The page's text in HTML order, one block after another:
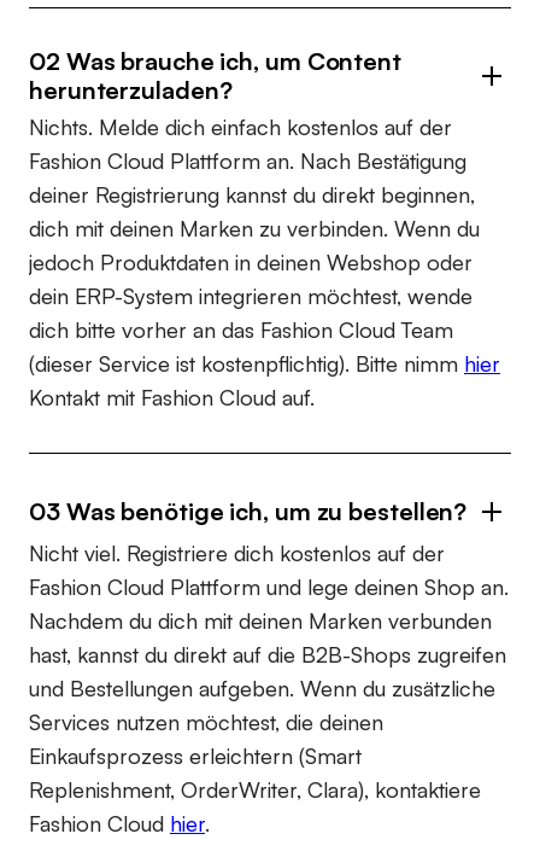
02 Was brauche ich, um Content
herunterzuladen?
Nichts. Melde dich einfach kostenlos auf der
Fashion Cloud Plattform an. Nach Bestätigung
deiner Registrierung kannst du direkt beginnen,
dich mit deinen Marken zu verbinden. Wenn du
jedoch Produktdaten in deinen Webshop oder
dein ERP-System integrieren möchtest, wende
dich bitte vorher an das Fashion Cloud Team
(dieser Service ist kostenpflichtig). Bitte nimm hier
Kontakt mit Fashion Cloud auf.
03 Was benötige ich, um zu bestellen?
Nicht viel. Registriere dich kostenlos auf der
Fashion Cloud Plattform und lege deinen Shop an.
Nachdem du dich mit deinen Marken verbunden
hast, kannst du direkt auf die B2B-Shops zugreifen
und Bestellungen aufgeben. Wenn du zusätzliche
Services nutzen möchtest, die deinen
Einkaufsprozess erleichtern (Smart
Replenishment, OrderWriter, Clara), kontaktiere
Fashion Cloud hier.